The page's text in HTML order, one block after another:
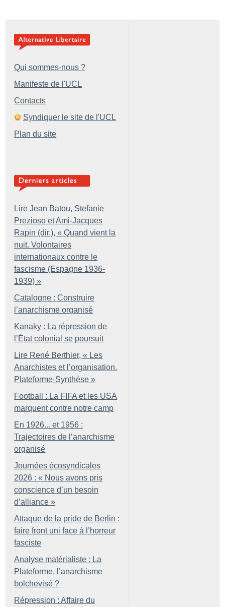
Qui sommes-nous ?
Manifeste de l'UCL
Contacts
Syndiquer le site de l'UCL
Plan du site
Lire Jean Batou, Stefanie
Prezioso et Ami-Jacques
Rapin (dir.), « Quand vient la
nuit. Volontaires
internationaux contre le
fascisme (Espagne 1936-
1939) »
Catalogne : Construire
l’anarchisme organisé
Kanaky : La répression de
l’État colonial se poursuit
Lire René Berthier, « Les
Anarchistes et l’organisation.
Plateforme-Synthèse »
Football : La FIFA et les USA
marquent contre notre camp
En 1926... et 1956 :
Trajectoires de l’anarchisme
organisé
Journées écosyndicales
2026 : « Nous avons pris
conscience d’un besoin
d’alliance »
Attaque de la pride de Berlin :
faire front uni face à l’horreur
fasciste
Analyse matérialiste : La
Plateforme, l’anarchisme
bolchevisé ?
Répression : Affaire du